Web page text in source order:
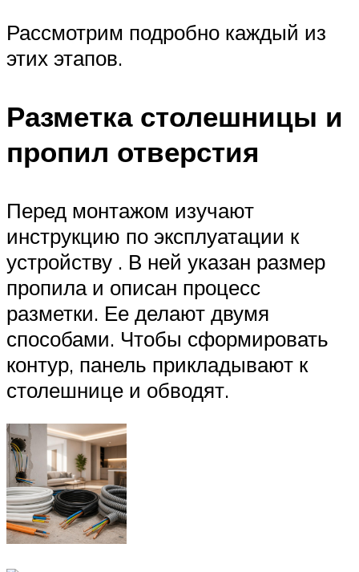
Рассмотрим подробно каждый из
этих этапов.
Разметка столешницы и
пропил отверстия
Перед монтажом изучают
инструкцию по эксплуатации к
устройству . В ней указан размер
пропила и описан процесс
разметки. Ее делают двумя
способами. Чтобы сформировать
контур, панель прикладывают к
столешнице и обводят.